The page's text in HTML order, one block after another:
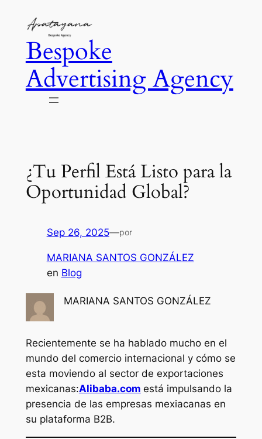
contenido
Bespoke
Advertising Agency
¿Tu Perfil Está Listo para la
Oportunidad Global?
Sep 26, 2025—por
MARIANA SANTOS GONZÁLEZ
en Blog
MARIANA SANTOS GONZÁLEZ
Recientemente se ha hablado mucho en el
mundo del comercio internacional y cómo se
esta moviendo al sector de exportaciones
mexicanas:Alibaba.com está impulsando la
presencia de las empresas mexiacanas en
su plataforma B2B.